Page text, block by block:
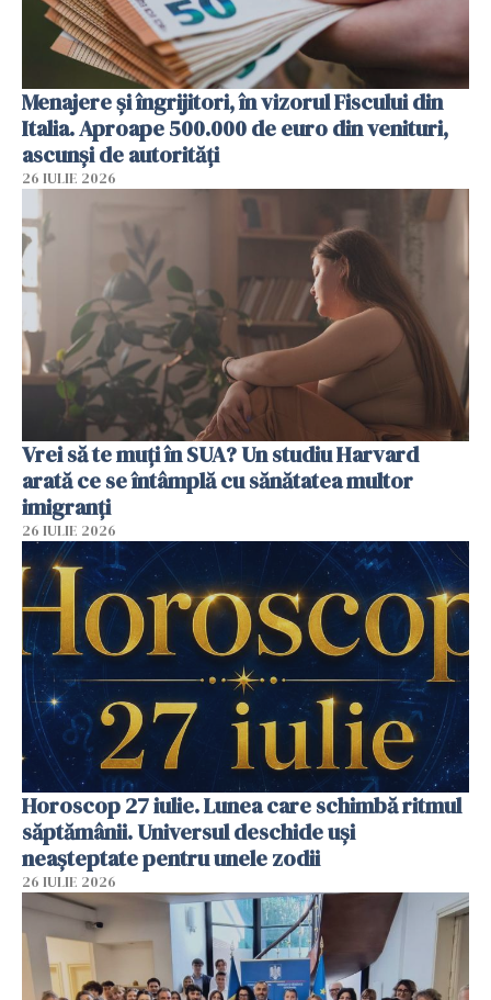
Menajere și îngrijitori, în vizorul Fiscului din
Italia. Aproape 500.000 de euro din venituri,
ascunși de autorități
26 IULIE 2026
Vrei să te muți în SUA? Un studiu Harvard
arată ce se întâmplă cu sănătatea multor
imigranți
26 IULIE 2026
Horoscop 27 iulie. Lunea care schimbă ritmul
săptămânii. Universul deschide uși
neașteptate pentru unele zodii
26 IULIE 2026